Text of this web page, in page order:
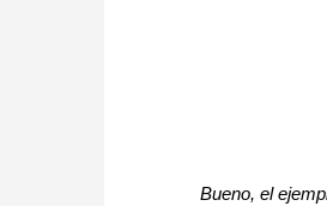
Bueno, el